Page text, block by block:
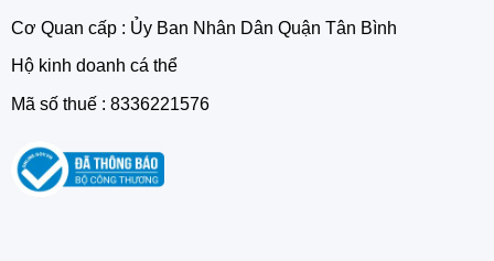
Cơ Quan cấp : Ủy Ban Nhân Dân Quận Tân Bình
Hộ kinh doanh cá thể
Mã số thuế : 8336221576